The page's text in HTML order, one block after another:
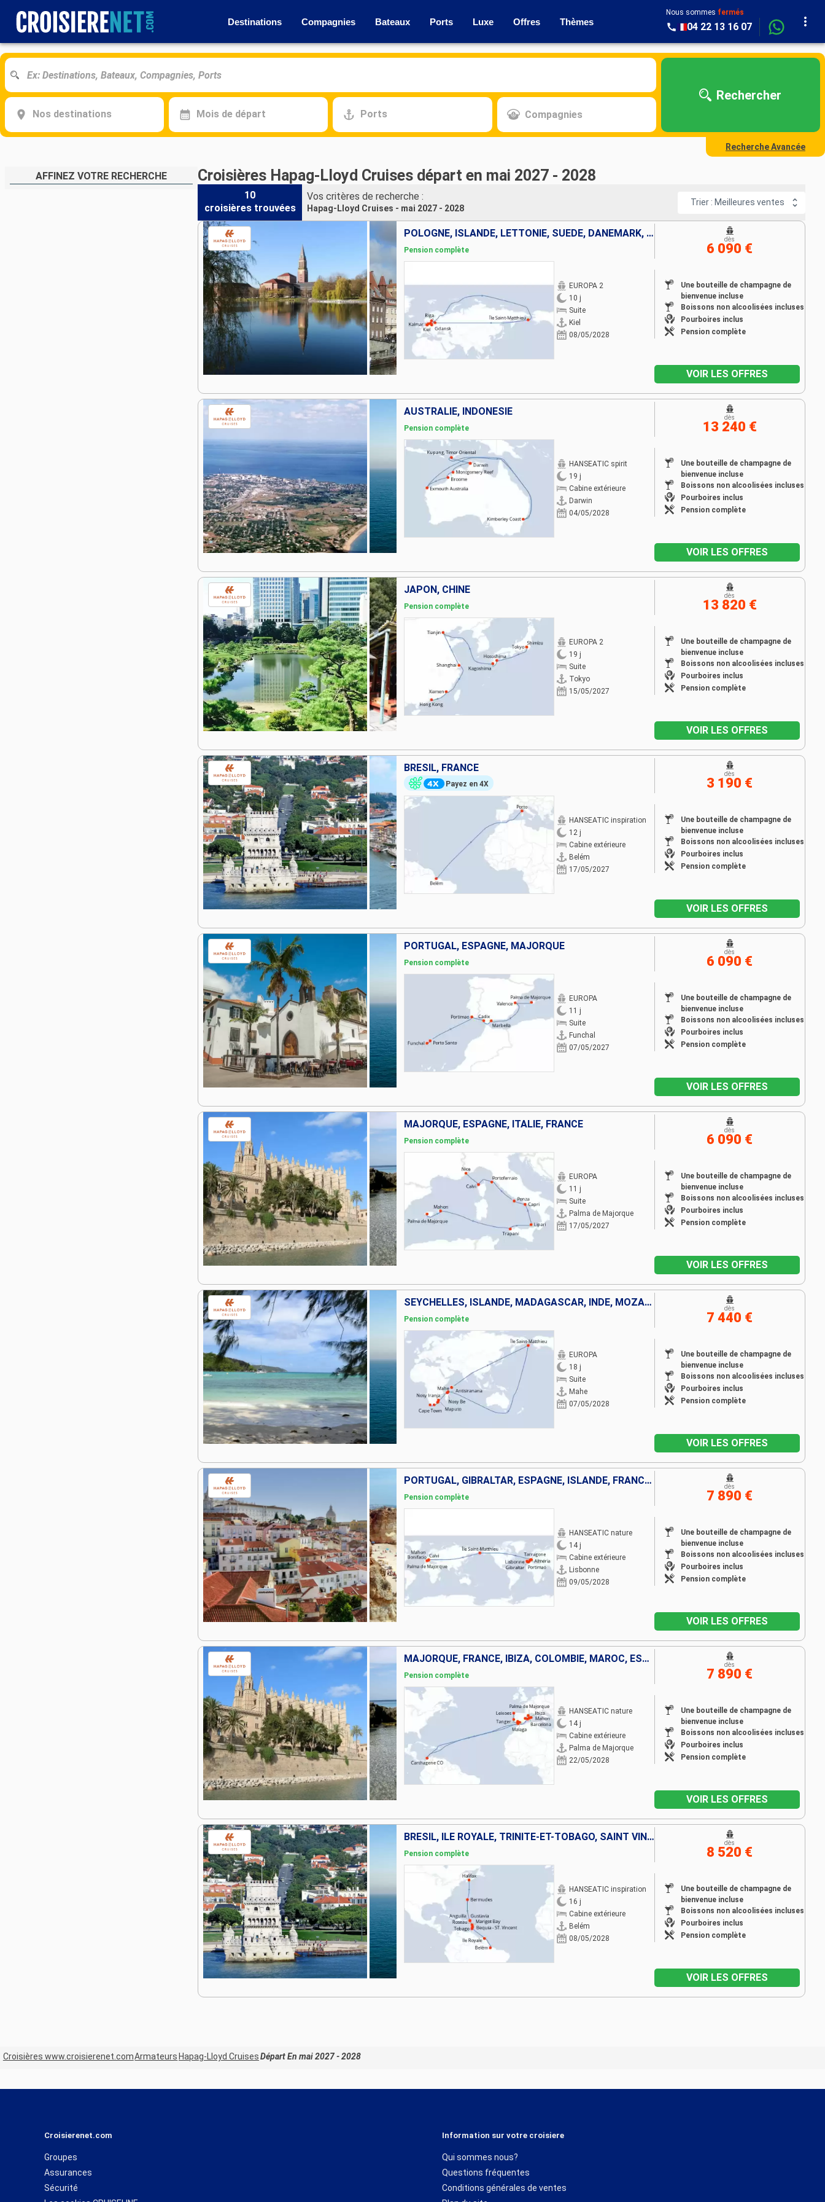
Destinations Compagnies Bateaux Ports Luxe Offres Thèmes
Nous sommes fermés
04 22 13 16 07
Nos destinations Mois de départ Ports Compagnies
Rechercher
Recherche Avancée
AFFINEZ VOTRE RECHERCHE Croisières Hapag-Lloyd Cruises départ en mai 2027 - 2028
10
croisières trouvées
Vos critères de recherche :
Hapag-Lloyd Cruises - mai 2027 - 2028
Trier : Meilleures ventes
POLOGNE, ISLANDE, LETTONIE, SUÈDE, DANEMARK, ALLEMAGNE
Pension complète
EUROPA 2
10 j
Suite
Kiel
08/05/2028
Une bouteille de champagne de
bienvenue incluse
Boissons non alcoolisées incluses
Pourboires inclus
Pension complète
dès
6 090 €
VOIR LES OFFRES
AUSTRALIE, INDONÉSIE
Pension complète
HANSEATIC spirit
19 j
Cabine extérieure
Darwin
04/05/2028
Une bouteille de champagne de
bienvenue incluse
Boissons non alcoolisées incluses
Pourboires inclus
Pension complète
dès
13 240 €
VOIR LES OFFRES
JAPON, CHINE
Pension complète
EUROPA 2
19 j
Suite
Tokyo
15/05/2027
Une bouteille de champagne de
bienvenue incluse
Boissons non alcoolisées incluses
Pourboires inclus
Pension complète
dès
13 820 €
VOIR LES OFFRES
BRÉSIL, FRANCE
Payez en 4X
HANSEATIC inspiration
12 j
Cabine extérieure
Belém
17/05/2027
Une bouteille de champagne de
bienvenue incluse
Boissons non alcoolisées incluses
Pourboires inclus
Pension complète
dès
3 190 €
VOIR LES OFFRES
PORTUGAL, ESPAGNE, MAJORQUE
Pension complète
EUROPA
11 j
Suite
Funchal
07/05/2027
Une bouteille de champagne de
bienvenue incluse
Boissons non alcoolisées incluses
Pourboires inclus
Pension complète
dès
6 090 €
VOIR LES OFFRES
MAJORQUE, ESPAGNE, ITALIE, FRANCE
Pension complète
EUROPA
11 j
Suite
Palma de Majorque
17/05/2027
Une bouteille de champagne de
bienvenue incluse
Boissons non alcoolisées incluses
Pourboires inclus
Pension complète
dès
6 090 €
VOIR LES OFFRES
SEYCHELLES, ISLANDE, MADAGASCAR, INDE, MOZAMBIQUE, AFRIQUE DU SUD
Pension complète
EUROPA
18 j
Suite
Mahe
07/05/2028
Une bouteille de champagne de
bienvenue incluse
Boissons non alcoolisées incluses
Pourboires inclus
Pension complète
dès
7 440 €
VOIR LES OFFRES
PORTUGAL, GIBRALTAR, ESPAGNE, ISLANDE, FRANCE, MAJORQUE
Pension complète
HANSEATIC nature
14 j
Cabine extérieure
Lisbonne
09/05/2028
Une bouteille de champagne de
bienvenue incluse
Boissons non alcoolisées incluses
Pourboires inclus
Pension complète
dès
7 890 €
VOIR LES OFFRES
MAJORQUE, FRANCE, IBIZA, COLOMBIE, MAROC, ESPAGNE, PORTUGAL
Pension complète
HANSEATIC nature
14 j
Cabine extérieure
Palma de Majorque
22/05/2028
Une bouteille de champagne de
bienvenue incluse
Boissons non alcoolisées incluses
Pourboires inclus
Pension complète
dès
7 890 €
VOIR LES OFFRES
BRÉSIL, ÎLE ROYALE, TRINITÉ-ET-TOBAGO, SAINT VINCENT-ET-LES-GRENADINES, SAINTE-LUCIE, DOMINIQUE, FRANCE, ANGUILLA, BAHAMAS, CANADA
Pension complète
HANSEATIC inspiration
16 j
Cabine extérieure
Belém
08/05/2028
Une bouteille de champagne de
bienvenue incluse
Boissons non alcoolisées incluses
Pourboires inclus
Pension complète
dès
8 520 €
VOIR LES OFFRES
Croisières www.croisierenet.comArmateurs Hapag-Lloyd CruisesDépart En mai 2027 - 2028
Croisierenet.com
Groupes
Assurances
Sécurité
Information sur votre croisiere
Qui sommes nous?
Questions fréquentes
Conditions générales de ventes